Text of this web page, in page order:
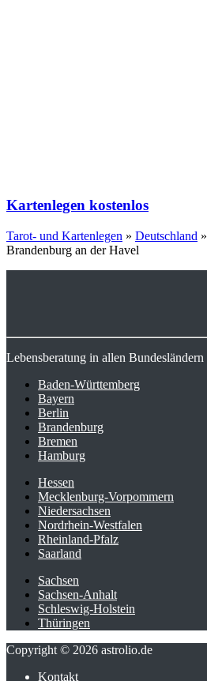
Kartenlegen kostenlos
Tarot- und Kartenlegen » Deutschland »
Brandenburg an der Havel
Lebensberatung in allen Bundesländern
Baden-Württemberg
Bayern
Berlin
Brandenburg
Bremen
Hamburg
Hessen
Mecklenburg-Vorpommern
Niedersachsen
Nordrhein-Westfalen
Rheinland-Pfalz
Saarland
Sachsen
Sachsen-Anhalt
Schleswig-Holstein
Thüringen
Copyright © 2026 astrolio.de
Kontakt